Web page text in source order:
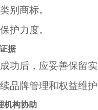
别商标。
护力度。
据
功后，应妥善保留实
品牌管理和权益维护
机构协助